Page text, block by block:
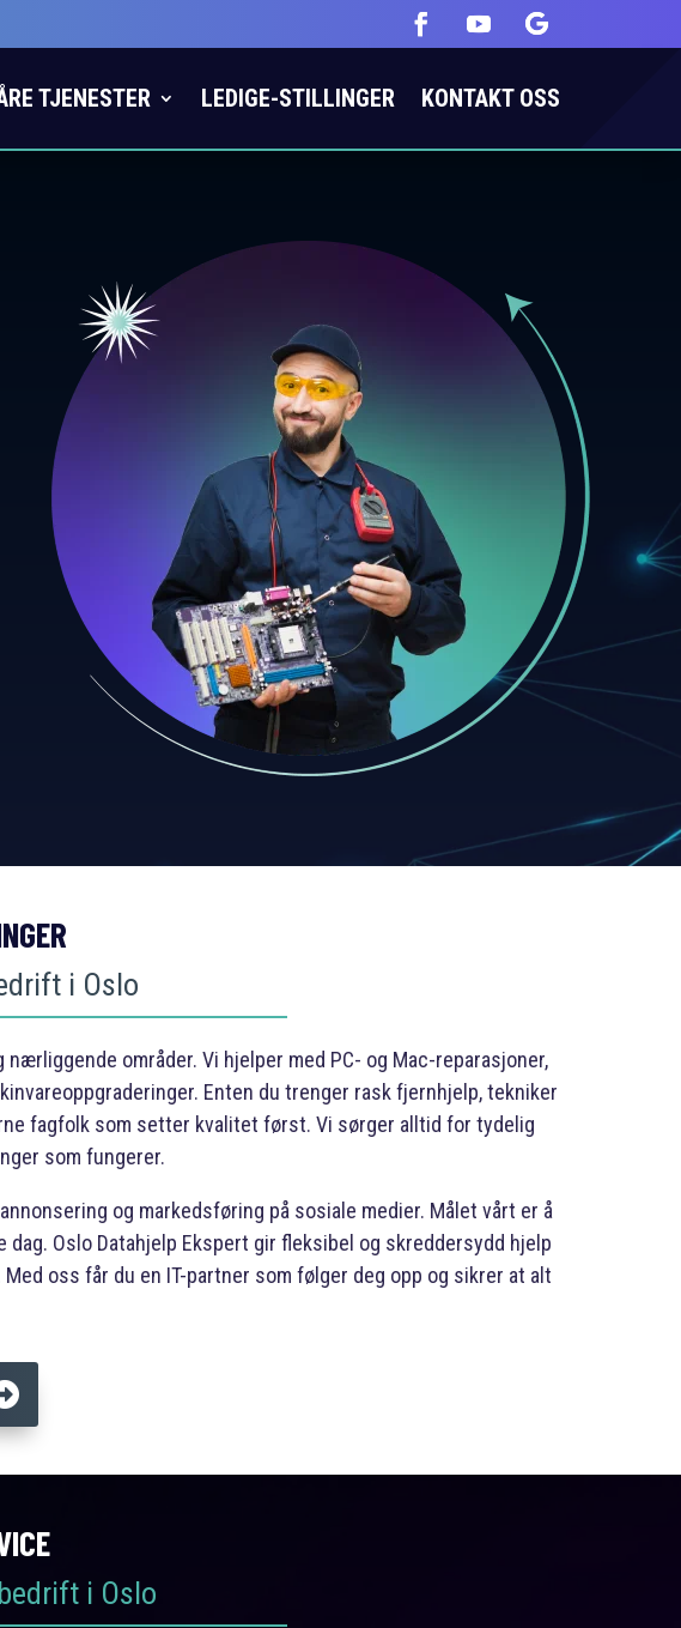
TJENESTER LEDIGE-STILLINGER KONTAKT OSS
i Oslo
områder. Vi hjelper med PC- og Mac-reparasjoner,
Enten du trenger rask fjernhjelp, tekniker
fagfolk som setter kvalitet først. Vi sørger alltid for tydelig
som fungerer.
og markedsføring på sosiale medier. Målet vårt er å
Oslo Datahjelp Ekspert gir fleksibel og skreddersydd hjelp
oss får du en IT-partner som følger deg opp og sikrer at alt
i Oslo